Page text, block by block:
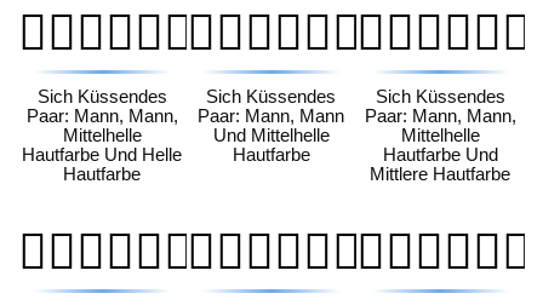
👨🏼‍❤️‍💋‍👨🏻
Sich Küssendes
Paar: Mann, Mann,
Mittelhelle
Hautfarbe Und Helle
Hautfarbe
👨🏼‍❤️‍💋‍👨🏼
Sich Küssendes
Paar: Mann, Mann
Und Mittelhelle
Hautfarbe
👨🏼‍❤️‍💋‍👨🏽
Sich Küssendes
Paar: Mann, Mann,
Mittelhelle
Hautfarbe Und
Mittlere Hautfarbe
👨🏼‍❤️‍💋‍👨🏾👨🏼‍❤️‍💋‍👨🏿👨🏽‍❤️‍💋‍👨🏻